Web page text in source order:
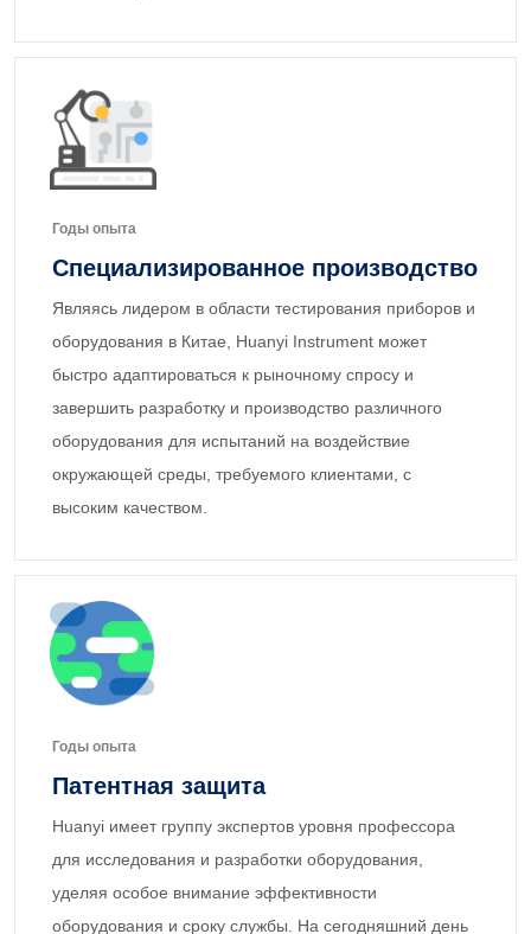
Годы опыта
Специализированное производство
Являясь лидером в области тестирования приборов и
оборудования в Китае, Huanyi Instrument может
быстро адаптироваться к рыночному спросу и
завершить разработку и производство различного
оборудования для испытаний на воздействие
окружающей среды, требуемого клиентами, с
высоким качеством.
Годы опыта
Патентная защита
Huanyi имеет группу экспертов уровня профессора
для исследования и разработки оборудования,
уделяя особое внимание эффективности
оборудования и сроку службы. На сегодняшний день